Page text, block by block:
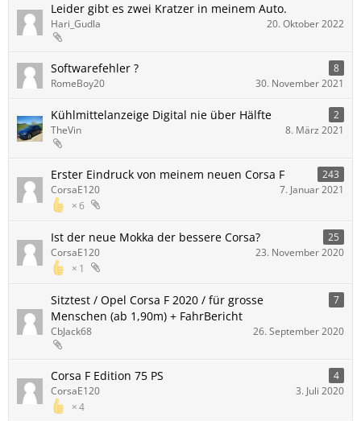
Leider gibt es zwei Kratzer in meinem Auto.
Hari_Gudla 20. Oktober 2022
Softwarefehler ?
8
RomeBoy20
30. November 2021
Kühlmittelanzeige Digital nie über Hälfte
2
TheVin
8. März 2021
Erster Eindruck von meinem neuen Corsa F 243
6
CorsaE120 7. Januar 2021
Ist der neue Mokka der bessere Corsa? 25
1
CorsaE120 23. November 2020
Sitztest / Opel Corsa F 2020 / für grosse
Menschen (ab 1,90m) + FahrBericht
7
CbJack68 26. September 2020
Corsa F Edition 75 PS 4
4
CorsaE120 3. Juli 2020